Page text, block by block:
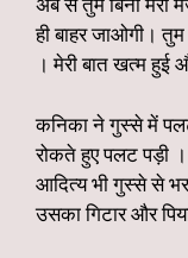
ही बाहर जाओगी।
। मेरी बात खत्म हुई
कनिका ने गुस्से में
रोकते हुए पलट पड़ी ।
आदित्य भी गुस्से से
उसका गिटार और